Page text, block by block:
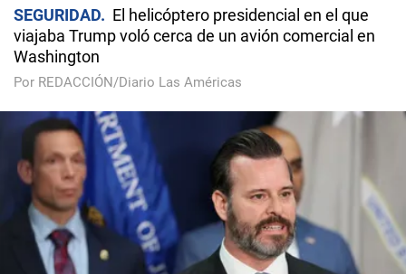
SEGURIDAD
El helicóptero presidencial en el que
viajaba Trump voló cerca de un avión comercial en
Washington
Por REDACCIÓN/Diario Las Américas